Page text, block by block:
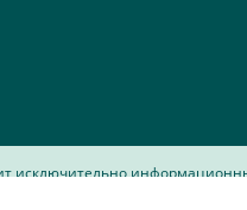
исключительно